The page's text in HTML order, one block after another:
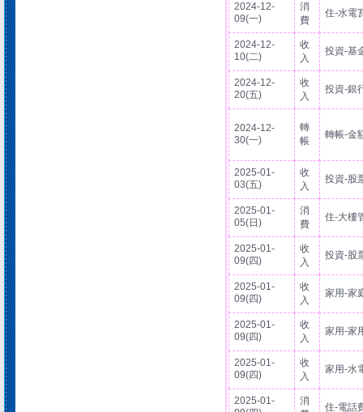
2024-12-
09(一)
消
費
住-水電
2024-12-
10(二)
收
入
投資-基
2024-12-
20(五)
收
入
投資-銀
2024-12-
30(一)
轉
帳
轉帳-金
2025-01-
03(五)
收
入
投資-股
2025-01-
05(日)
消
費
住-大樓
2025-01-
09(四)
收
入
投資-股
2025-01-
09(四)
收
入
家用-家
2025-01-
09(四)
收
入
家用-家
2025-01-
09(四)
收
入
家用-水
2025-01-
消
住-電話